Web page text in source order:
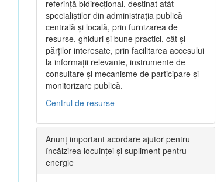
referință bidirecțional, destinat atât
specialiștilor din administrația publică
centrală și locală, prin furnizarea de
resurse, ghiduri și bune practici, cât și
părților interesate, prin facilitarea accesului
la informații relevante, instrumente de
consultare și mecanisme de participare și
monitorizare publică.
Centrul de resurse
Anunț important acordare ajutor pentru
încălzirea locuinței și supliment pentru
energie